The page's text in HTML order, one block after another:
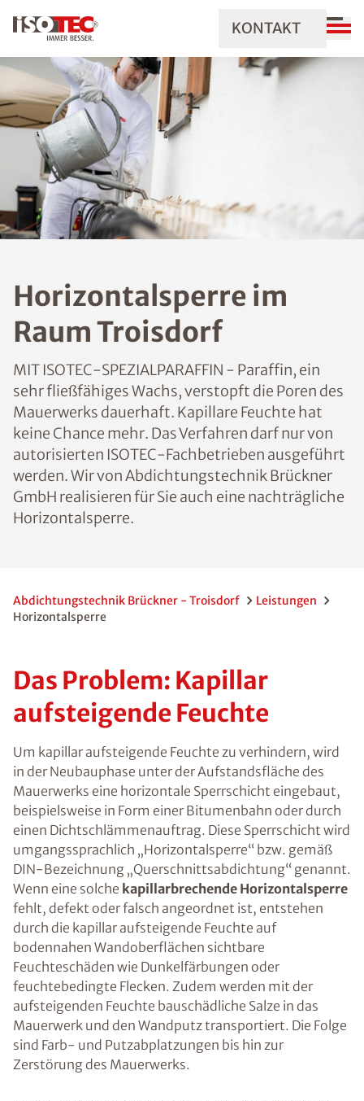
KONTAKT
Horizontalsperre im
Raum Troisdorf
MIT ISOTEC-SPEZIALPARAFFIN - Paraffin, ein
sehr fließfähiges Wachs, verstopft die Poren des
Mauerwerks dauerhaft. Kapillare Feuchte hat
keine Chance mehr. Das Verfahren darf nur von
autorisierten ISOTEC-Fachbetrieben ausgeführt
werden. Wir von Abdichtungstechnik Brückner
GmbH realisieren für Sie auch eine nachträgliche
Horizontalsperre.
Abdichtungstechnik Brückner - Troisdorf
Leistungen
Horizontalsperre
Das Problem: Kapillar
aufsteigende Feuchte
Um kapillar aufsteigende Feuchte zu verhindern, wird
in der Neubauphase unter der Aufstandsfläche des
Mauerwerks eine horizontale Sperrschicht eingebaut,
beispielsweise in Form einer Bitumenbahn oder durch
einen Dichtschlämmenauftrag. Diese Sperrschicht wird
umgangssprachlich „Horizontalsperre“ bzw. gemäß
DIN-Bezeichnung „Querschnittsabdichtung“ genannt.
Wenn eine solche kapillarbrechende Horizontalsperre
fehlt, defekt oder falsch angeordnet ist, entstehen
durch die kapillar aufsteigende Feuchte auf
bodennahen Wandoberflächen sichtbare
Feuchteschäden wie Dunkelfärbungen oder
feuchtebedingte Flecken. Zudem werden mit der
aufsteigenden Feuchte bauschädliche Salze in das
Mauerwerk und den Wandputz transportiert. Die Folge
sind Farb- und Putzabplatzungen bis hin zur
Zerstörung des Mauerwerks.